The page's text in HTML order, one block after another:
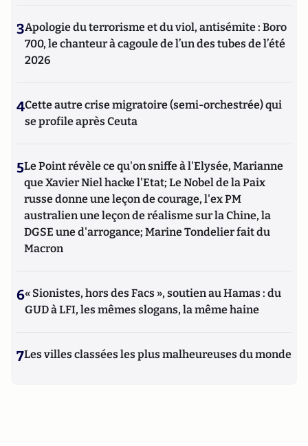
3Apologie du terrorisme et du viol, antisémite : Boro
700, le chanteur à cagoule de l’un des tubes de l’été
2026
4Cette autre crise migratoire (semi-orchestrée) qui
se profile après Ceuta
5Le Point révèle ce qu'on sniffe à l'Elysée, Marianne
que Xavier Niel hacke l'Etat; Le Nobel de la Paix
russe donne une leçon de courage, l'ex PM
australien une leçon de réalisme sur la Chine, la
DGSE une d'arrogance; Marine Tondelier fait du
Macron
6« Sionistes, hors des Facs », soutien au Hamas : du
GUD à LFI, les mêmes slogans, la même haine
7Les villes classées les plus malheureuses du monde